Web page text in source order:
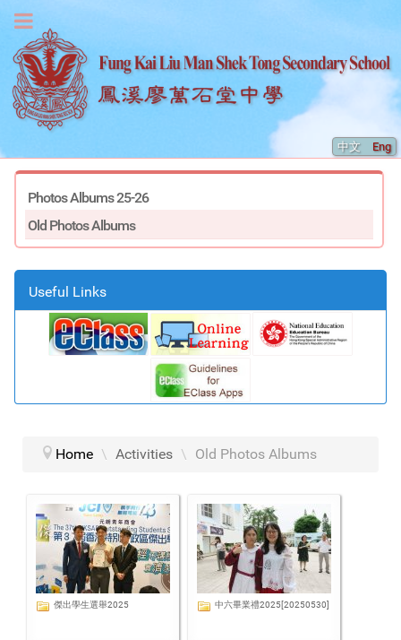
中文 Eng
Photos Albums 25-26
Old Photos Albums
Useful Links
Home \ Activities \ Old Photos Albums
傑出學生選舉2025 中六畢業禮2025[20250530]